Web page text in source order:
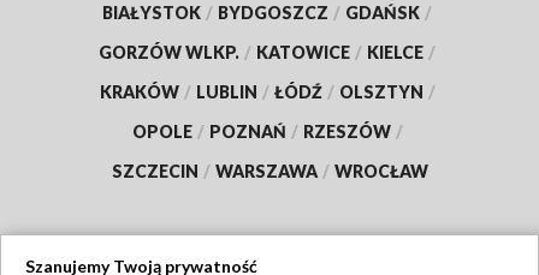
BIAŁYSTOK / BYDGOSZCZ / GDAŃSK /
GORZÓW WLKP. / KATOWICE / KIELCE /
KRAKÓW / LUBLIN / ŁÓDŹ / OLSZTYN /
OPOLE / POZNAŃ / RZESZÓW /
SZCZECIN / WARSZAWA / WROCŁAW
Szanujemy Twoją prywatność